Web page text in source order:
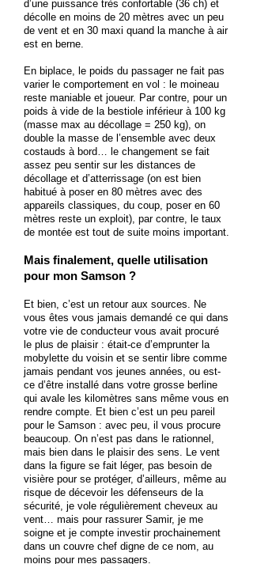
d’une puissance très confortable (36 ch) et
décolle en moins de 20 mètres avec un peu
de vent et en 30 maxi quand la manche à air
est en berne.
En biplace, le poids du passager ne fait pas
varier le comportement en vol : le moineau
reste maniable et joueur. Par contre, pour un
poids à vide de la bestiole inférieur à 100 kg
(masse max au décollage = 250 kg), on
double la masse de l’ensemble avec deux
costauds à bord… le changement se fait
assez peu sentir sur les distances de
décollage et d’atterrissage (on est bien
habitué à poser en 80 mètres avec des
appareils classiques, du coup, poser en 60
mètres reste un exploit), par contre, le taux
de montée est tout de suite moins important.
Mais finalement, quelle utilisation
pour mon Samson ?
Et bien, c’est un retour aux sources. Ne
vous êtes vous jamais demandé ce qui dans
votre vie de conducteur vous avait procuré
le plus de plaisir : était-ce d’emprunter la
mobylette du voisin et se sentir libre comme
jamais pendant vos jeunes années, ou est-
ce d’être installé dans votre grosse berline
qui avale les kilomètres sans même vous en
rendre compte. Et bien c’est un peu pareil
pour le Samson : avec peu, il vous procure
beaucoup. On n’est pas dans le rationnel,
mais bien dans le plaisir des sens. Le vent
dans la figure se fait léger, pas besoin de
visière pour se protéger, d’ailleurs, même au
risque de décevoir les défenseurs de la
sécurité, je vole régulièrement cheveux au
vent… mais pour rassurer Samir, je me
soigne et je compte investir prochainement
dans un couvre chef digne de ce nom, au
moins pour mes passagers.